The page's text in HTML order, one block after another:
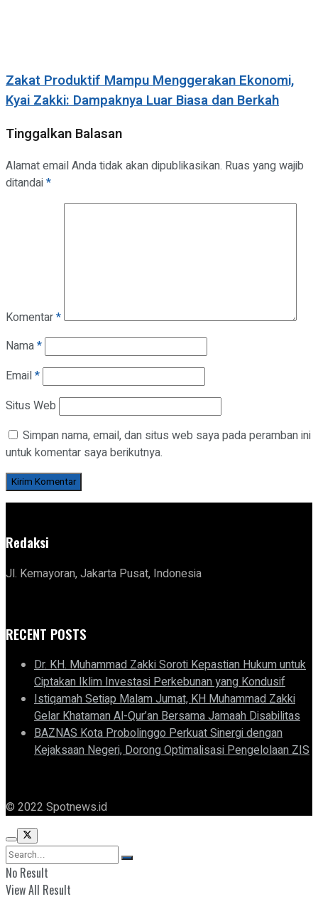
Zakat Produktif Mampu Menggerakan Ekonomi,
Kyai Zakki: Dampaknya Luar Biasa dan Berkah
Tinggalkan Balasan
Alamat email Anda tidak akan dipublikasikan. Ruas yang wajib
ditandai*
Komentar*
Nama*
Email*
Situs Web
Simpan nama, email, dan situs web saya pada peramban ini
untuk komentar saya berikutnya.
Redaksi
Jl. Kemayoran, Jakarta Pusat, Indonesia
RECENT POSTS
Dr. KH. Muhammad Zakki Soroti Kepastian Hukum untuk
Ciptakan Iklim Investasi Perkebunan yang Kondusif
Istiqamah Setiap Malam Jumat, KH Muhammad Zakki
Gelar Khataman Al-Qur’an Bersama Jamaah Disabilitas
BAZNAS Kota Probolinggo Perkuat Sinergi dengan
Kejaksaan Negeri, Dorong Optimalisasi Pengelolaan ZIS
© 2022 Spotnews.id
No Result
View All Result